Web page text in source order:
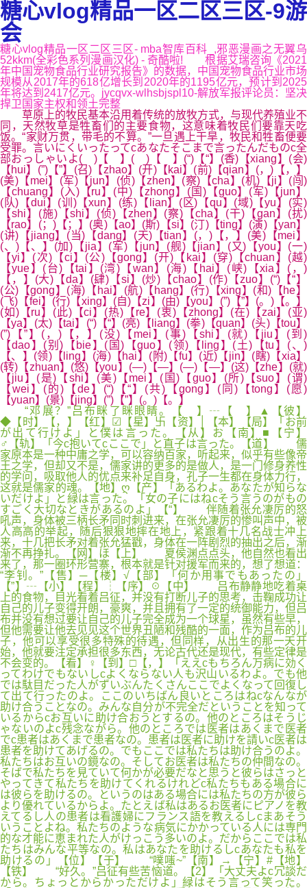
糖心vlog精品一区二区三区-9游
会
糖心vlog精品一区二区三区- mba智库百科_,邪恶漫画之无翼乌
52kkm(全彩色系列漫画汉化) - 奇酷啦! 根据艾瑞咨询《2021
年中国宠物食品行业研究报告》的数据，中国宠物食品行业市场
规模从2017年的618亿增长到2020年的1195亿元，预计到2025
年将达到2417亿元。jycqvx-wlhsbjspl10-解放军报评论员：坚决
捍卫国家主权和领土完整
草原上的牧民基本沿用着传统的放牧方式，与现代养殖业不
同，天然牧草是牲畜们的主要食物，这意味着牧民们要靠天吃
饭。“家财万贯，带毛的不算。”一旦遇上干旱，牧民和牲畜便要
受罪。言いにくいったってcあなたそこまで言ったんだものc全
部おっしゃいよ( )【 】( )【 】(“)【“】(香)【xiang】(会)
【hui】(”)【”】(召)【zhao】(开)【kai】(前)【qian】(，)【，】
(美)【mei】(军)【jun】(侦)【zhen】(察)【cha】(机)【ji】(闯)
【chuang】(入)【ru】(中)【zhong】(国)【guo】(军)【jun】
(队)【dui】(训)【xun】(练)【lian】(区)【qu】(域)【yu】(实)
【shi】(施)【shi】(侦)【zhen】(察)【cha】(干)【gan】(扰)
【rao】(；)【；】(奥)【ao】(斯)【si】(汀)【ting】(演)【yan】
(讲)【jiang】(当)【dang】(天)【tian】(，)【，】(美)【mei】
(、)【、】(加)【jia】(军)【jun】(舰)【jian】(又)【you】(一)
【yi】(次)【ci】(公)【gong】(开)【kai】(穿)【chuan】(越)
【yue】(台)【tai】(湾)【wan】(海)【hai】(峡)【xia】(，)
【，】(大)【da】(肆)【si】(炒)【chao】(作)【zuo】(“)【“】
(公)【gong】(海)【hai】(航)【hang】(行)【xing】(和)【he】
(飞)【fei】(行)【xing】(自)【zi】(由)【you】(”)【”】(。)【。】
(如)【ru】(此)【ci】(热)【re】(衷)【zhong】(在)【zai】(亚)
【ya】(太)【tai】(“)【“】(亮)【liang】(拳)【quan】(头)【tou】
(”)【”】(，)【，】(没)【mei】(事)【shi】(就)【jiu】(到)
【dao】(别)【bie】(国)【guo】(领)【ling】(土)【tu】(、)
【、】(领)【ling】(海)【hai】(附)【fu】(近)【jin】(瞎)【xia】
(转)【zhuan】(悠)【you】(—)【—】(—)【—】(这)【zhe】(就)
【jiu】(是)【shi】(美)【mei】(国)【guo】(所)【suo】(谓)
【wei】(的)【de】(“)【“】(共)【gong】(同)【tong】(愿)
【yuan】(景)【jing】(”)【”】(。)【。】
“邓展？”吕布眯了眯眼睛。【 】┄【 】▲【彼】
◆【时】【，】【红】☑【星】卐【资】│【本】【局】「お前
が出て行けよ」と僕は言った。【从】お【南】■【宁】
♂【轨】「今c抱いてcここで」と直子は言った。【道】 儒
家原本是一种中庸之学，可以容纳百家，听起来，似乎有些像帝
王之学，但却又不是，儒家讲的更多的是做人，是一门修身养性
的学问，吸取他人的优点来补足自身，孔子一生都在身体力行，
这就是儒家的魂。【地】ღ【产】「あるわよ。あなたが知らな
いだけよ」と緑は言った。「女の子にはねcそう言うのがもの
すごく大切なときがあるのよ」【“】 伴随着张允凄厉的怒
吼声，身体被三柄长矛同时刺进来，在张允凄厉的惨叫声中，被
人高高的举起，随后狠狠地摔在地上，紧跟着十几名战士冲上
来，十几把长矛对着张允猛戳，身体在一阵剧烈的抽出之后，渐
渐不再挣扎。【网】ほ【上】 夏侯渊点点头，他自然也看出
来了，那一圈环形营寨，根本就是针对援军而来的，想了想道：
“李钊。”【售】─【楼】√【部】「何か用事でもあったの」
【”】┄【小】【程】┆【序】☉【中】 吕布静静地吃着桌
上的食物，目光看着吕征，并没有打断儿子的思考，击鞠成功让
自己的儿子变得开朗，豪爽，并且拥有了一定的统御能力，但吕
布并没有想过要让自己的儿子完全成为一个球星，虽然有些早，
但他需要让他去见见这个世界丑陋和残酷的一面，作为吕布的儿
子，他可以享受很多特殊的待遇，但同样，从出生的那一天开
始，他就要注定承担很多东西，无论古代还是现代，有些定律是
不会变的。【看】♀【到】□【，】「ええcもちろん万病に効く
ってわけでもないしcよくならない人も沢山いるわよ。でも他
では駄目だった人がずいぶんたくさんここでよくなって回復し
て出て行ったのよ。ここのいちばん良いところはねcなんなが
助け合うことなの。みんな自分が不完全だということを知って
いるからcお互いに助け合おうとするの。他のところはそうじ
ゃないのよc残念ながら。他のところでは医者はあくまで医者
でc患者はあくまで患者なの。患者は医者に助けを請いc医者は
患者を助けてあげるの。でもここでは私たちは助け合うのよ。
私たちはお互いの鏡なの。そしてお医者は私たちの仲間なの。
そばで私たちを見ていて何かが必要だなと思うと彼らはさっと
やってきて私たちを助けてくれるけれどc私たちもある場合に
は彼らを助けるの。というのはある場合には私たちの方が彼ら
より優れているからよ。たとえば私はあるお医者にピアノを教
えてるし人の患者は看護婦にフランス語を教えるしcまあそう
いうことよね。私たちのような病気にかかっている人には専門
的な才能に恵まれた人がけっこう多いのよ。だからここでは私
たちはみんな平等なの。私はあなたを助けるしcあなたも私を
助けるの」【位】【于】 “噗嗤~”【南】→【宁】#【地】
【铁】 “好久。”吕征有些苦恼道。【2】「大丈夫よc冗談だ
から。ちょっとからかっただけよ」緑はそう言って笑った。